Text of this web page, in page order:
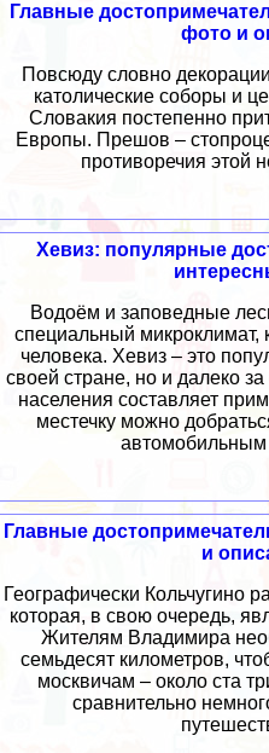
Главные
фото и
Повсюду словно
католические соборы и
Словакия постепенно
Европы. Прешов –
противоречия этой
Хевиз: популярные
Водоём и заповедные
специальный микроклимат,
человека. Хевиз – это
своей стране, но и далеко
населения составляет
местечку можно
автомобильным
Главные
и
Географически Кольчугино
которая, в свою очередь,
Жителям Владимира
семьдесят километров,
москвичам – около ста
сравнительно